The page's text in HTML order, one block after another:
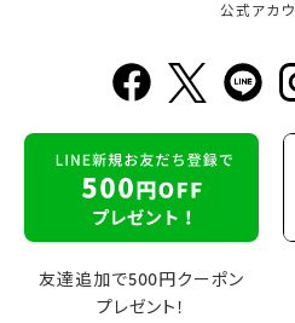
公式アカウ
友達追加で500円クーポン
プレゼント！